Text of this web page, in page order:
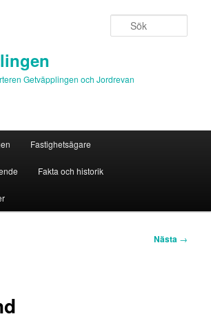
Getväpplingen och Jordrevan
Fastighetsägare
Fakta och historik
Nästa →